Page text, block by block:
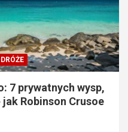
7 prywatnych wysp,
Robinson Crusoe